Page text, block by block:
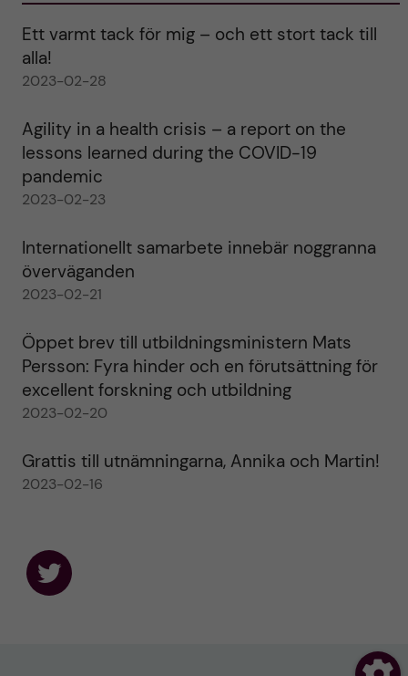
Ett varmt tack för mig – och ett stort tack till
alla!
2023-02-28
Agility in a health crisis – a report on the
lessons learned during the COVID-19
pandemic
2023-02-23
Internationellt samarbete innebär noggranna
överväganden
2023-02-21
Öppet brev till utbildningsministern Mats
Persson: Fyra hinder och en förutsättning för
excellent forskning och utbildning
2023-02-20
Grattis till utnämningarna, Annika och Martin!
2023-02-16
F